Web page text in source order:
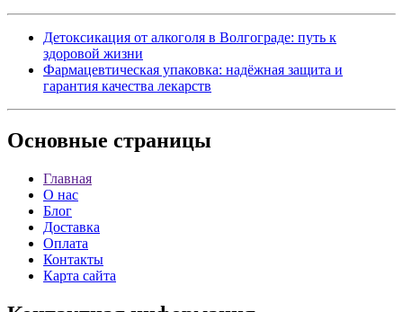
Детоксикация от алкоголя в Волгограде: путь к
здоровой жизни
Фармацевтическая упаковка: надёжная защита и
гарантия качества лекарств
Основные страницы
Главная
О нас
Блог
Доставка
Оплата
Контакты
Карта сайта